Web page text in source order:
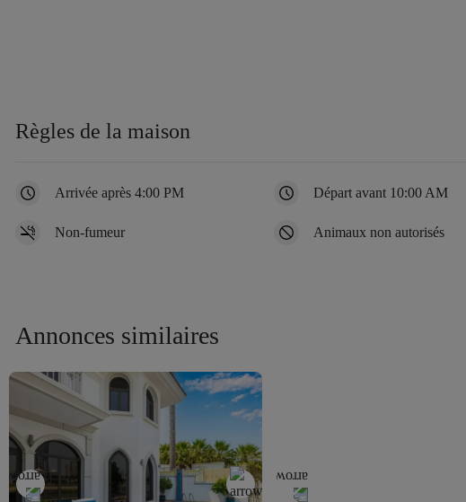
Règles de la maison
Arrivée après 4:00 PM Départ avant 10:00 AM
Non-fumeur Animaux non autorisés
Annonces similaires